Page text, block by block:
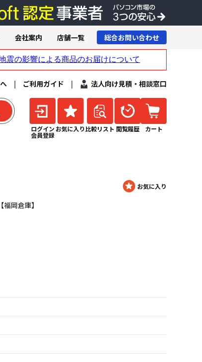
| ご利用ガイド | 法人向け見積・相談窓口
ログイン
会員登録
お気に入り 比較リスト 閲覧履歴 カート
会社案内 店舗一覧 総合お問い合わせ
岡倉庫】